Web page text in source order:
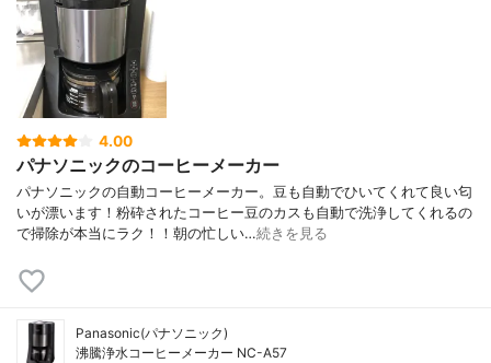
4.00
パナソニックのコーヒーメーカー
パナソニックの自動コーヒーメーカー。豆も自動でひいてくれて良い匂
いが漂います！粉砕されたコーヒー豆のカスも自動で洗浄してくれるの
で掃除が本当にラク！！朝の忙しい…続きを見る
Panasonic(パナソニック)
沸騰浄水コーヒーメーカー NC-A57